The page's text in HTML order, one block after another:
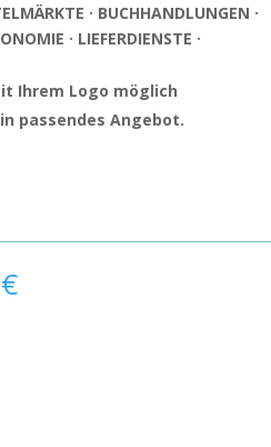
· BUCHHANDLUNGEN ·
· LIEFERDIENSTE ·
Ihrem Logo möglich
passendes Angebot.
€